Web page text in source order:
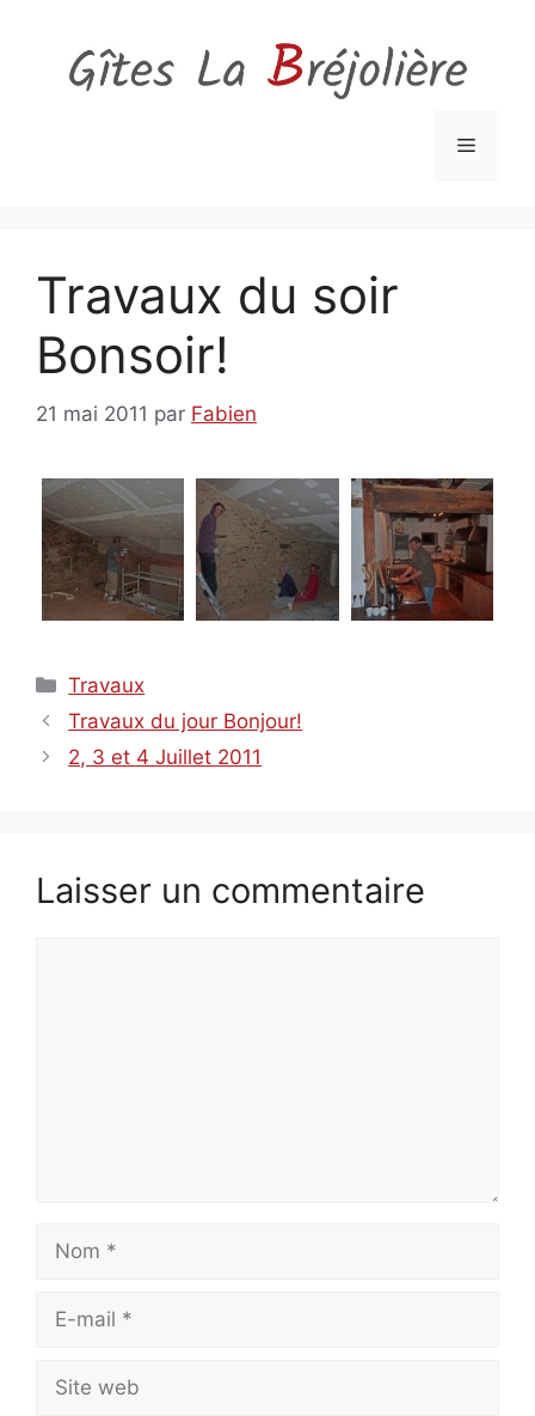
contenu
Menu
Travaux du soir
Bonsoir!
21 mai 2011 par Fabien
Catégories
Travaux
Travaux du jour Bonjour!
2, 3 et 4 Juillet 2011
Laisser un commentaire
mail
web